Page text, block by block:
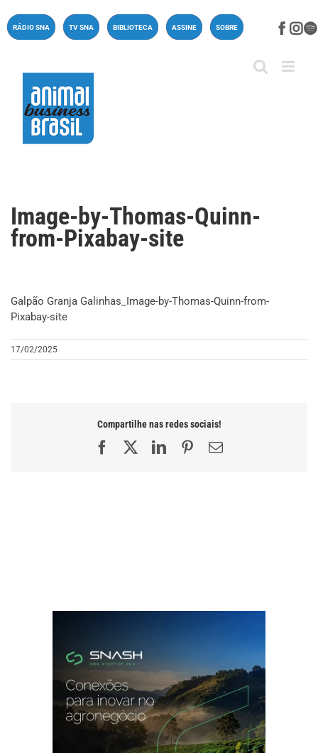
paraRÁDIO SNA TV SNA BIBLIOTECA ASSINE SOBRE
Image-by-Thomas-Quinn-
from-Pixabay-site
Galpão Granja Galinhas_Image-by-Thomas-Quinn-from-
Pixabay-site
17/02/2025
Compartilhe nas redes sociais!
FacebookLinkedInPinterest
E-